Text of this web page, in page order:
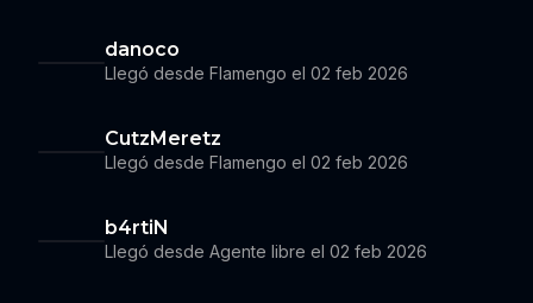
danoco
Llegó desde Flamengo el 02 feb 2026
CutzMeretz
Llegó desde Flamengo el 02 feb 2026
b4rtiN
Llegó desde Agente libre el 02 feb 2026